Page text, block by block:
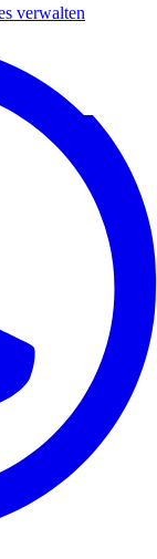
verwalten